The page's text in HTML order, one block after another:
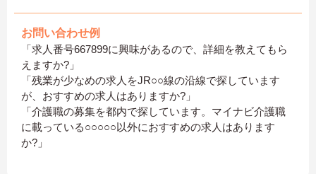
お問い合わせ例
「求人番号667899に興味があるので、詳細を教えてもら
えますか?」
「残業が少なめの求人をJR○○線の沿線で探しています
が、おすすめの求人はありますか?」
「介護職の募集を都内で探しています。マイナビ介護職
に載っている○○○○○以外におすすめの求人はあります
か?」